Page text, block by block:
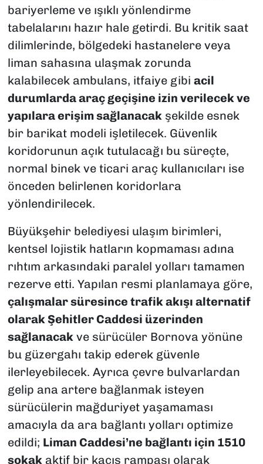
bariyerleme ve ışıklı yönlendirme
tabelalarını hazır hale getirdi. Bu kritik saat
dilimlerinde, bölgedeki hastanelere veya
liman sahasına ulaşmak zorunda
kalabilecek ambulans, itfaiye gibi acil
durumlarda araç geçişine izin verilecek ve
yapılara erişim sağlanacak şekilde esnek
bir barikat modeli işletilecek. Güvenlik
koridorunun açık tutulacağı bu süreçte,
normal binek ve ticari araç kullanıcıları ise
önceden belirlenen koridorlara
yönlendirilecek.
Büyükşehir belediyesi ulaşım birimleri,
kentsel lojistik hatların kopmaması adına
rıhtım arkasındaki paralel yolları tamamen
rezerve etti. Yapılan resmi planlamaya göre,
çalışmalar süresince trafik akışı alternatif
olarak Şehitler Caddesi üzerinden
sağlanacak ve sürücüler Bornova yönüne
bu güzergahı takip ederek güvenle
ilerleyebilecek. Ayrıca çevre bulvarlardan
gelip ana artere bağlanmak isteyen
sürücülerin mağduriyet yaşamaması
amacıyla da ara bağlantı yolları optimize
edildi; Liman Caddesi’ne bağlantı için 1510
sokak aktif bir kaçış rampası olarak